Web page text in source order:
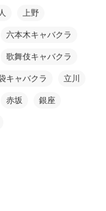
上野
六本木キャバクラ
歌舞伎キャバクラ
キャバクラ 立川
赤坂 銀座